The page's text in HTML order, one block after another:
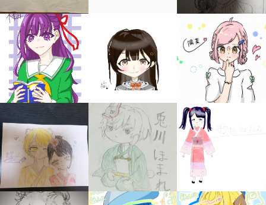
キミノラジオ配信中！
いろんな動画が
見られる